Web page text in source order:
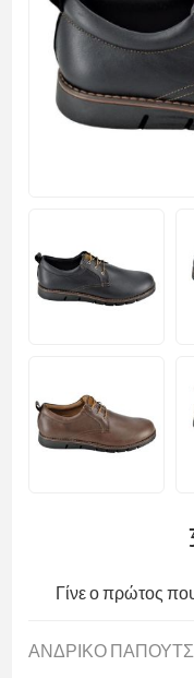
Γίνε ο πρώτος
ΑΝΔΡΙΚΟ ΠΑΠΟΥΤΣΙ